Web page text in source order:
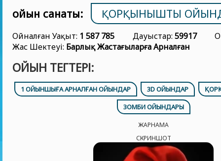
ойын санаты:
ҚОРҚЫНЫШТЫ
Ойналған Уақыт: 1 587 785 Дауыстар: 59917
Жас Шектеуі: Барлық Жастағыларға Арналған
ОЙЫН ТЕГТЕРІ:
1 ОЙЫНШЫҒА АРНАЛҒАН ОЙЫНДАР 3D ОЙЫНДАР
ЗОМБИ ОЙЫНДАРЫ
ЖАРНАМА
СКРИНШОТ